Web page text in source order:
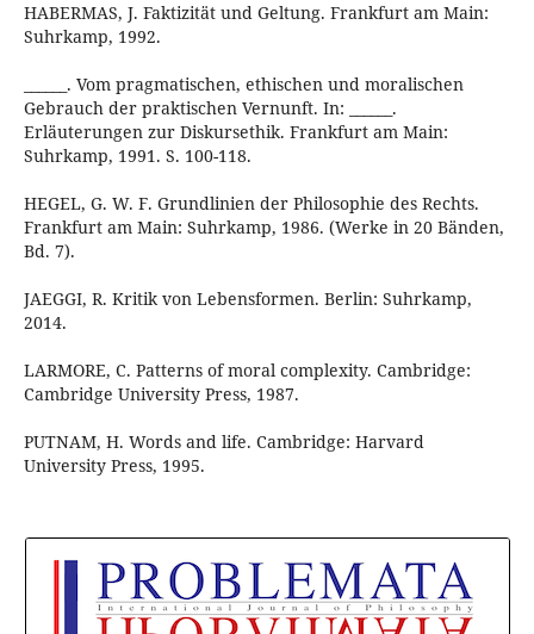
HABERMAS, J. Faktizität und Geltung. Frankfurt am Main:
Suhrkamp, 1992.
______. Vom pragmatischen, ethischen und moralischen
Gebrauch der praktischen Vernunft. In: ______.
Erläuterungen zur Diskursethik. Frankfurt am Main:
Suhrkamp, 1991. S. 100-118.
HEGEL, G. W. F. Grundlinien der Philosophie des Rechts.
Frankfurt am Main: Suhrkamp, 1986. (Werke in 20 Bänden,
Bd. 7).
JAEGGI, R. Kritik von Lebensformen. Berlin: Suhrkamp,
2014.
LARMORE, C. Patterns of moral complexity. Cambridge:
Cambridge University Press, 1987.
PUTNAM, H. Words and life. Cambridge: Harvard
University Press, 1995.